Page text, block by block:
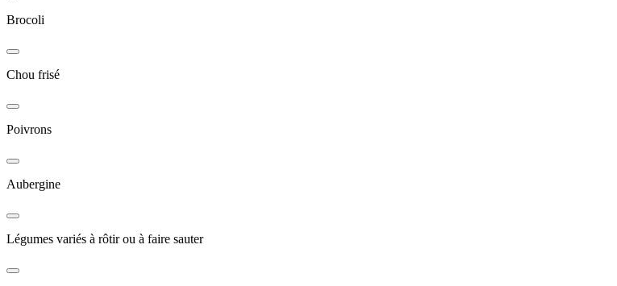
Brocoli
Chou frisé
Poivrons
Aubergine
Légumes variés à rôtir ou à faire sauter